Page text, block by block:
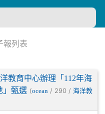
報列表
教育中心辦理「112年海
」甄選 (ocean / 290 / 海洋教